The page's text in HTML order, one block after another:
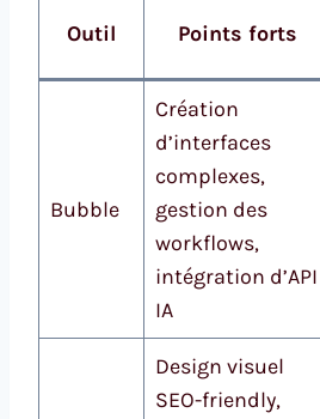
Outil Points forts
Bubble
Création
d’interfaces
complexes,
gestion des
workflows,
intégration d’API
IA
Design visuel
SEO-friendly,